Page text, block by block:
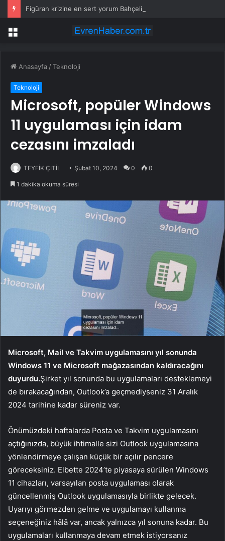
Figüran krizine en sert yorum Bahçeli’den geldi
Menü
Anasayfa /Teknoloji
Teknoloji
Microsoft, popüler Windows
11 uygulaması için idam
cezasını imzaladı
TEYFİK ÇİTİL Şubat 10, 2024 0 0
1 dakika okuma süresi
Microsoft, Mail ve Takvim uygulamasını yıl sonunda
Windows 11 ve Microsoft mağazasından kaldıracağını
duyurdu.Şirket yıl sonunda bu uygulamaları desteklemeyi
de bırakacağından, Outlook’a geçmediyseniz 31 Aralık
2024 tarihine kadar süreniz var.
Önümüzdeki haftalarda Posta ve Takvim uygulamasını
açtığınızda, büyük ihtimalle sizi Outlook uygulamasına
yönlendirmeye çalışan küçük bir açılır pencere
göreceksiniz. Elbette 2024’te piyasaya sürülen Windows
11 cihazları, varsayılan posta uygulaması olarak
güncellenmiş Outlook uygulamasıyla birlikte gelecek.
Uyarıyı görmezden gelme ve uygulamayı kullanma
seçeneğiniz hâlâ var, ancak yalnızca yıl sonuna kadar. Bu
uygulamaları kullanmaya devam etmek istiyorsanız